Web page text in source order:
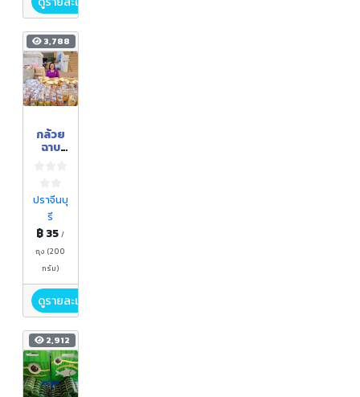
3,788
กล้วย
ฉาบ
ปราจีนบุ
รี
฿ 35/
ถุง (200
กรัม)
ดูรายละเอียด
2,912